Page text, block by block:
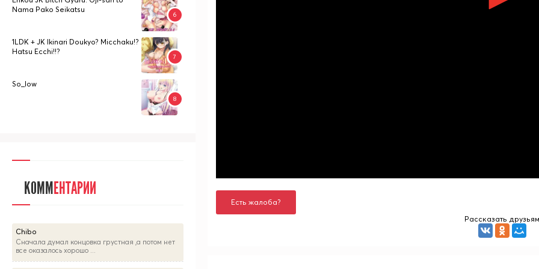
Есть жалоба?
Рассказать друзьям
Nama Pako Seikatsu
1LDK + JK Ikinari Doukyo? Micchaku!?
Hatsu Ecchi!!?
So_low
КОММЕНТАРИИ
Chibo
Сначала думал концовка грустная ,а потом нет
все оказалось хорошо ...